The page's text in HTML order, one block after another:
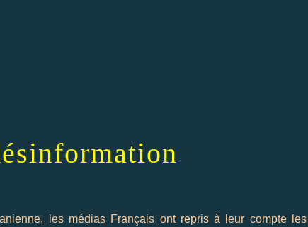
les médias Français ont repris à leur compte les